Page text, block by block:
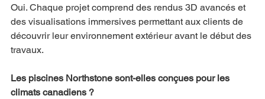
Oui. Chaque projet comprend des rendus 3D avancés et
des visualisations immersives permettant aux clients de
découvrir leur environnement extérieur avant le début des
travaux.
Les piscines Northstone sont-elles conçues pour les
climats canadiens ?